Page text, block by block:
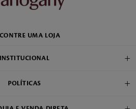
UMA LOJA
INSTITUCIONAL
POLÍTICAS